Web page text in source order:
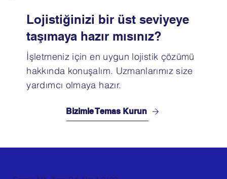
Lojistiğinizi bir üst seviyeye
taşımaya hazır mısınız?
İşletmeniz için en uygun lojistik çözümü
hakkında konuşalım. Uzmanlarımız size
yardımcı olmaya hazır.
Bizimle Temas Kurun